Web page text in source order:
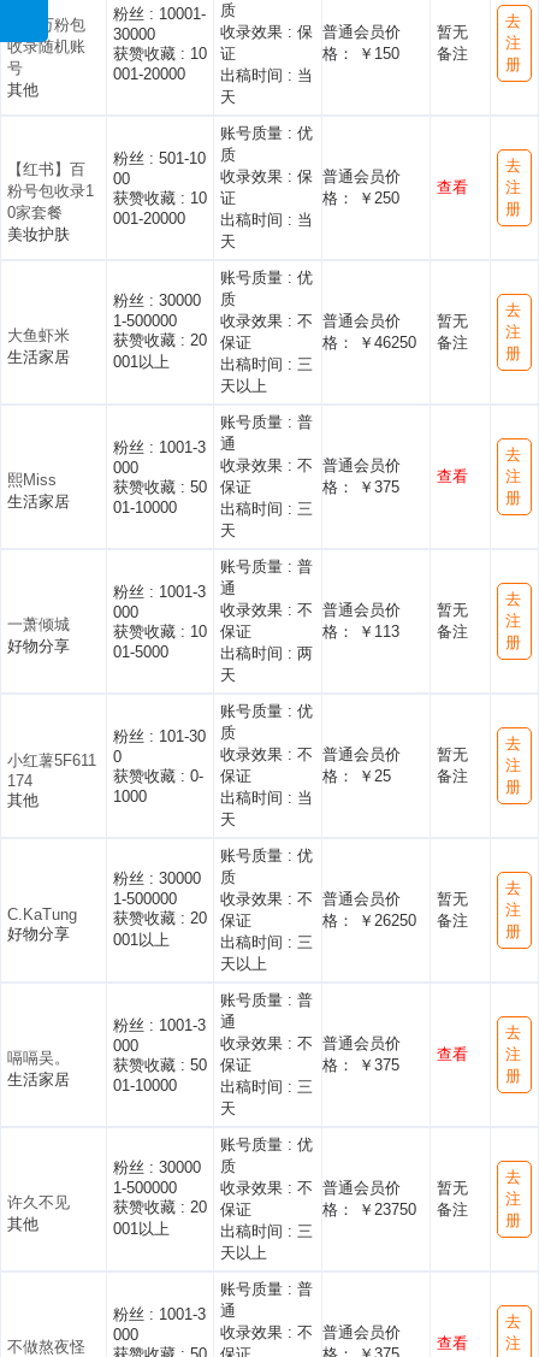
红书万粉包
收录随机账
号
其他
粉丝 : 10001-
30000
获赞收藏 : 10
001-20000
质
收录效果 : 保
证
出稿时间 : 当
天
普通会员价
格： ￥150
暂无
备注
去
注
册
【红书】百
粉号包收录1
0家套餐
美妆护肤
粉丝 : 501-10
00
获赞收藏 : 10
001-20000
账号质量 : 优
质
收录效果 : 保
证
出稿时间 : 当
天
普通会员价
格： ￥250
查看
去
注
册
大鱼虾米
生活家居
粉丝 : 30000
1-500000
获赞收藏 : 20
001以上
账号质量 : 优
质
收录效果 : 不
保证
出稿时间 : 三
天以上
普通会员价
格： ￥46250
暂无
备注
去
注
册
熙Miss
生活家居
粉丝 : 1001-3
000
获赞收藏 : 50
01-10000
账号质量 : 普
通
收录效果 : 不
保证
出稿时间 : 三
天
普通会员价
格： ￥375
查看
去
注
册
一萧倾城
好物分享
粉丝 : 1001-3
000
获赞收藏 : 10
01-5000
账号质量 : 普
通
收录效果 : 不
保证
出稿时间 : 两
天
普通会员价
格： ￥113
暂无
备注
去
注
册
小红薯5F611
174
其他
粉丝 : 101-30
0
获赞收藏 : 0-
1000
账号质量 : 优
质
收录效果 : 不
保证
出稿时间 : 当
天
普通会员价
格： ￥25
暂无
备注
去
注
册
C.KaTung
好物分享
粉丝 : 30000
1-500000
获赞收藏 : 20
001以上
账号质量 : 优
质
收录效果 : 不
保证
出稿时间 : 三
天以上
普通会员价
格： ￥26250
暂无
备注
去
注
册
嗝嗝吴。
生活家居
粉丝 : 1001-3
000
获赞收藏 : 50
01-10000
账号质量 : 普
通
收录效果 : 不
保证
出稿时间 : 三
天
普通会员价
格： ￥375
查看
去
注
册
许久不见
其他
粉丝 : 30000
1-500000
获赞收藏 : 20
001以上
账号质量 : 优
质
收录效果 : 不
保证
出稿时间 : 三
天以上
普通会员价
格： ￥23750
暂无
备注
去
注
册
不做熬夜怪
粉丝 : 1001-3
000
账号质量 : 普
通
收录效果 : 不 普通会员价
查看
去
注